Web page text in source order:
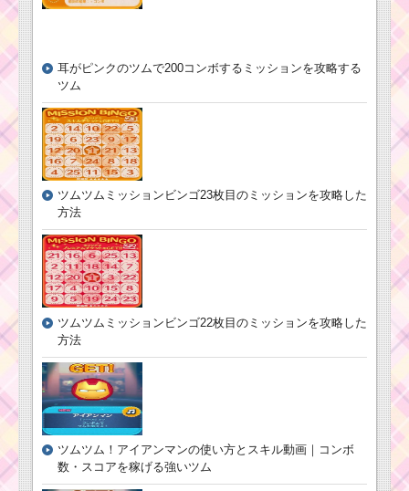
の方法
耳がピンクのツムで
消去系スキルのツム
バーするミッションを
消すミッションを攻略
するツム
耳がピンクのツムで200コンボするミッションを攻略する
ツム
ツムツムミッションビンゴ23枚目のミッションを攻略した
方法
ツムツムミッションビンゴ22枚目のミッションを攻略した
方法
ツムツム！アイアンマンの使い方とスキル動画｜コンボ
数・スコアを稼げる強いツム